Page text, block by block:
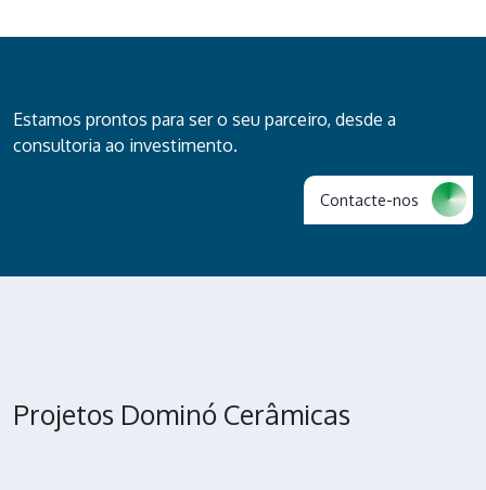
Estamos prontos para ser o seu parceiro, desde a
consultoria ao investimento.
Contacte-nos
Projetos Dominó Cerâmicas